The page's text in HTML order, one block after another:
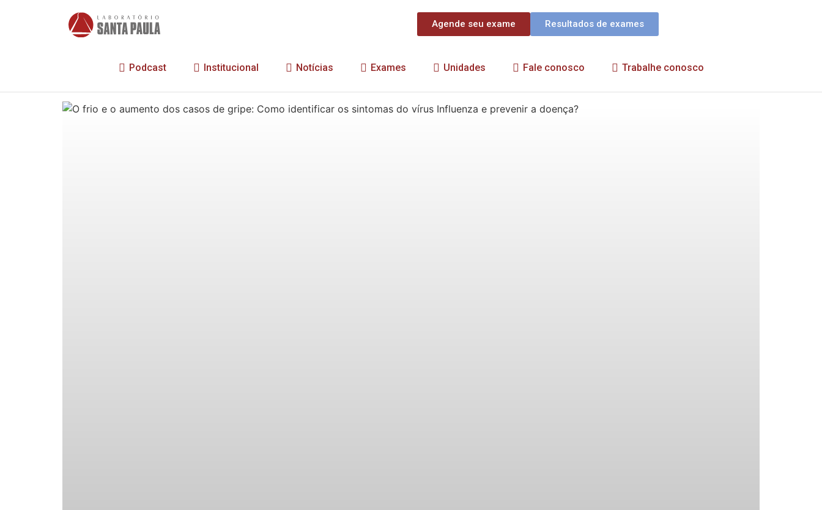
Agende seu exame Resultados de exames
Podcast Institucional Notícias Exames Unidades Fale conosco Trabalhe conosco